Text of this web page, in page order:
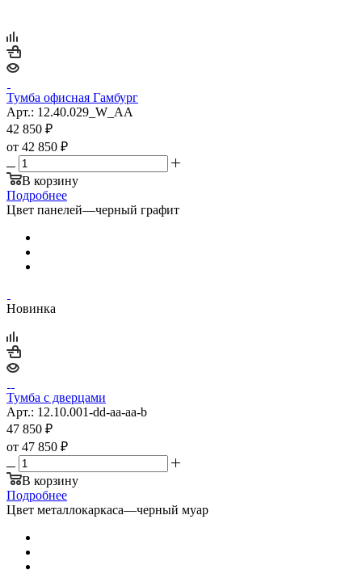
Тумба офисная Гамбург
Арт.: 12.40.029_W_AA
42 850 ₽
от 42 850 ₽
В корзину
Подробнее
Цвет панелей—черный графит
Новинка
Тумба с дверцами
Арт.: 12.10.001-dd-aa-aa-b
47 850 ₽
от 47 850 ₽
В корзину
Подробнее
Цвет металлокаркаса—черный муар